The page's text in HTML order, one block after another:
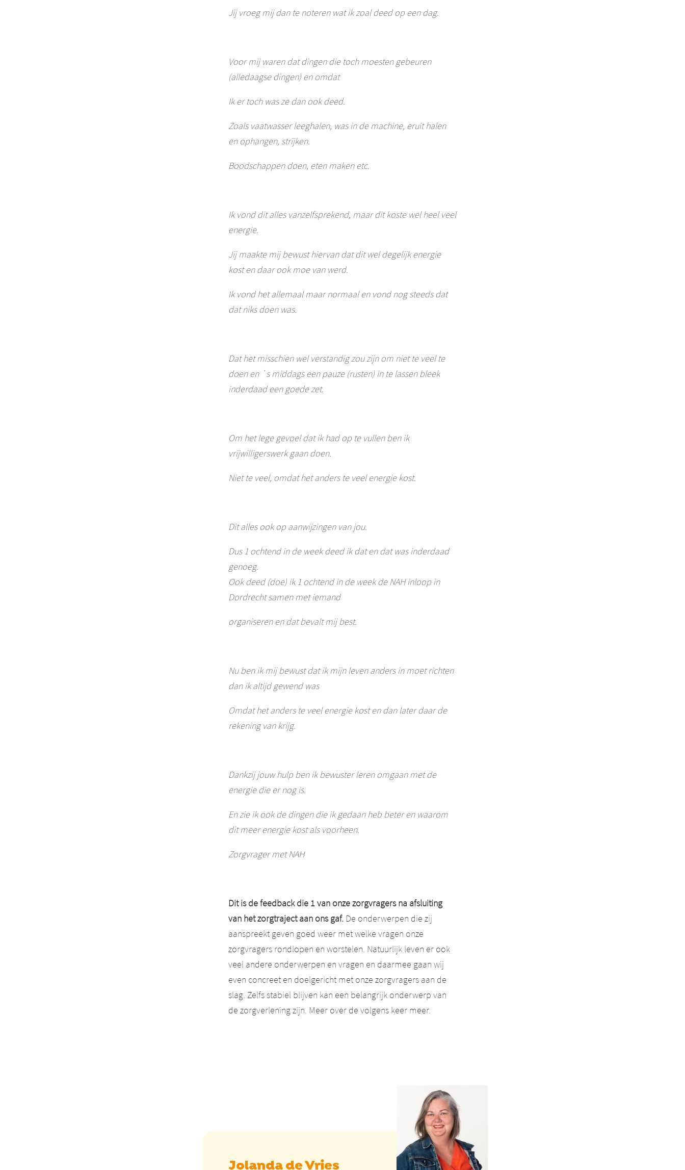
Jij vroeg mij dan te noteren wat ik zoal deed op een dag.
Voor mij waren dat dingen die toch moesten gebeuren
(alledaagse dingen) en omdat
Ik er toch was ze dan ook deed.
Zoals vaatwasser leeghalen, was in de machine, eruit halen
en ophangen, strijken.
Boodschappen doen, eten maken etc.
Ik vond dit alles vanzelfsprekend, maar dit koste wel heel veel
energie.
Jij maakte mij bewust hiervan dat dit wel degelijk energie
kost en daar ook moe van werd.
Ik vond het allemaal maar normaal en vond nog steeds dat
dat niks doen was.
Dat het misschien wel verstandig zou zijn om niet te veel te
doen en `s middags een pauze (rusten) in te lassen bleek
inderdaad een goede zet.
Om het lege gevoel dat ik had op te vullen ben ik
vrijwilligerswerk gaan doen.
Niet te veel, omdat het anders te veel energie kost.
Dit alles ook op aanwijzingen van jou.
Dus 1 ochtend in de week deed ik dat en dat was inderdaad
genoeg.
Ook deed (doe) ik 1 ochtend in de week de NAH inloop in
Dordrecht samen met iemand
organiseren en dat bevalt mij best.
Nu ben ik mij bewust dat ik mijn leven anders in moet richten
dan ik altijd gewend was
Omdat het anders te veel energie kost en dan later daar de
rekening van krijg.
Dankzij jouw hulp ben ik bewuster leren omgaan met de
energie die er nog is.
En zie ik ook de dingen die ik gedaan heb beter en waarom
dit meer energie kost als voorheen.
Zorgvrager met NAH
Dit is de feedback die 1 van onze zorgvragers na afsluiting
van het zorgtraject aan ons gaf.De onderwerpen die zij
aanspreekt geven goed weer met welke vragen onze
zorgvragers rondlopen en worstelen. Natuurlijk leven er ook
veel andere onderwerpen en vragen en daarmee gaan wij
even concreet en doelgericht met onze zorgvragers aan de
slag. Zelfs stabiel blijven kan een belangrijk onderwerp van
de zorgverlening zijn. Meer over de volgens keer meer.
Jolanda de Vries